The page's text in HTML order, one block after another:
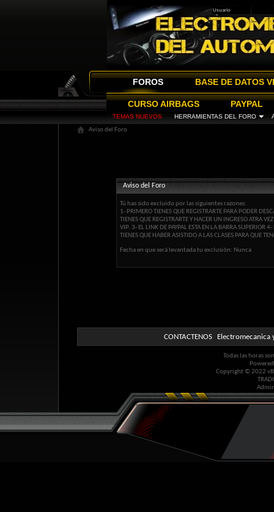
FOROS
TEMAS NUEVOS HERRAMIENTAS DEL FORO
BASE DE DATOS
CURSO AIRBAGS PAYPAL
Aviso del Foro
Aviso del Foro
Tú has sido excluido por las siguientes razones:
1- PRIMERO TIENES QUE REGISTRARTE PARA PODER
TIENES QUE REGISTRARTE Y HACER UN INGRESO ATRA
VIP. 3- EL LINK DE PAYPAL ESTA EN LA BARRA SUPERIOR
TIENES QUE HABER ASISTIDO A LAS CLASES PARA QUE
Fecha en que será levantada tu exclusión: Nunca
CONTACTENOS Electromecanica
Todas las horas
Copyright © 2022